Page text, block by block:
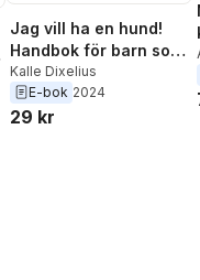
Jag vill ha en hund!
Handbok för barn som
älskar hundar
Kalle Dixelius
E-bok 2024
29 kr